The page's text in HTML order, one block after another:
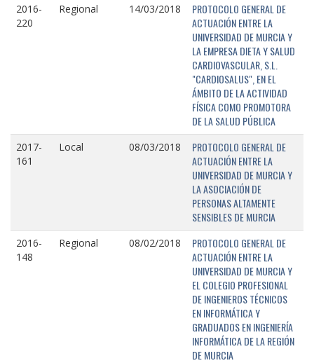
2016-
220
Regional 14/03/2018
PROTOCOLO GENERAL DE
ACTUACIÓN ENTRE LA
UNIVERSIDAD DE MURCIA Y
LA EMPRESA DIETA Y SALUD
CARDIOVASCULAR, S.L.
"CARDIOSALUS", EN EL
ÁMBITO DE LA ACTIVIDAD
FÍSICA COMO PROMOTORA
DE LA SALUD PÚBLICA
2017-
161
Local 08/03/2018
PROTOCOLO GENERAL DE
ACTUACIÓN ENTRE LA
UNIVERSIDAD DE MURCIA Y
LA ASOCIACIÓN DE
PERSONAS ALTAMENTE
SENSIBLES DE MURCIA
2016-
148
Regional 08/02/2018
PROTOCOLO GENERAL DE
ACTUACIÓN ENTRE LA
UNIVERSIDAD DE MURCIA Y
EL COLEGIO PROFESIONAL
DE INGENIEROS TÉCNICOS
EN INFORMÁTICA Y
GRADUADOS EN INGENIERÍA
INFORMÁTICA DE LA REGIÓN
DE MURCIA